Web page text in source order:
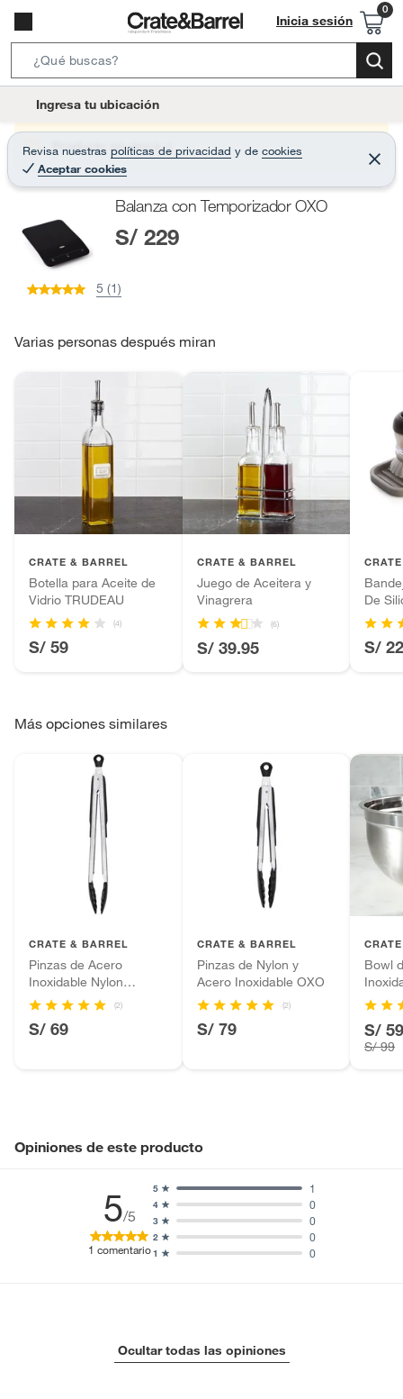
Inicia sesión
e
r
c
B
t
o
Ingresa tu ubicación
Revisa nuestras políticas de privacidad y de cookies
Aceptar cookies
C
e
r
Producto sin stock :(
Balanza con Temporizador OXO
S/ 229
5 (1)
Varias personas después miran
CRATE & BARREL
Botella para Aceite de
Vidrio TRUDEAU
(4)
S/ 59
CRATE & BARREL
Juego de Aceitera y
Vinagrera
(6)
S/ 39.95
De
S/
Más opciones similares
CRATE & BARREL
Pinzas de Acero
Inoxidable Nylon
Grandes OXO
(2)
S/ 69
CRATE & BARREL
Pinzas de Nylon y
Acero Inoxidable OXO
(2)
S/ 79
Bowl
S/
S/ 99
Opiniones de este producto
5/5
1 comentario1 0
2 0
3 0
4 0
5 1
Ocultar todas las opiniones